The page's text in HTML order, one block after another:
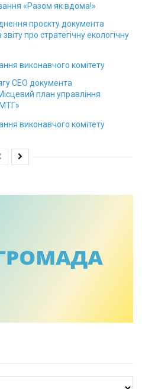
«Разом як вдома!»
проєкту документа
про стратегічну екологічну
виконавчого комітету
СЕО документа
план управління
виконавчого комітету